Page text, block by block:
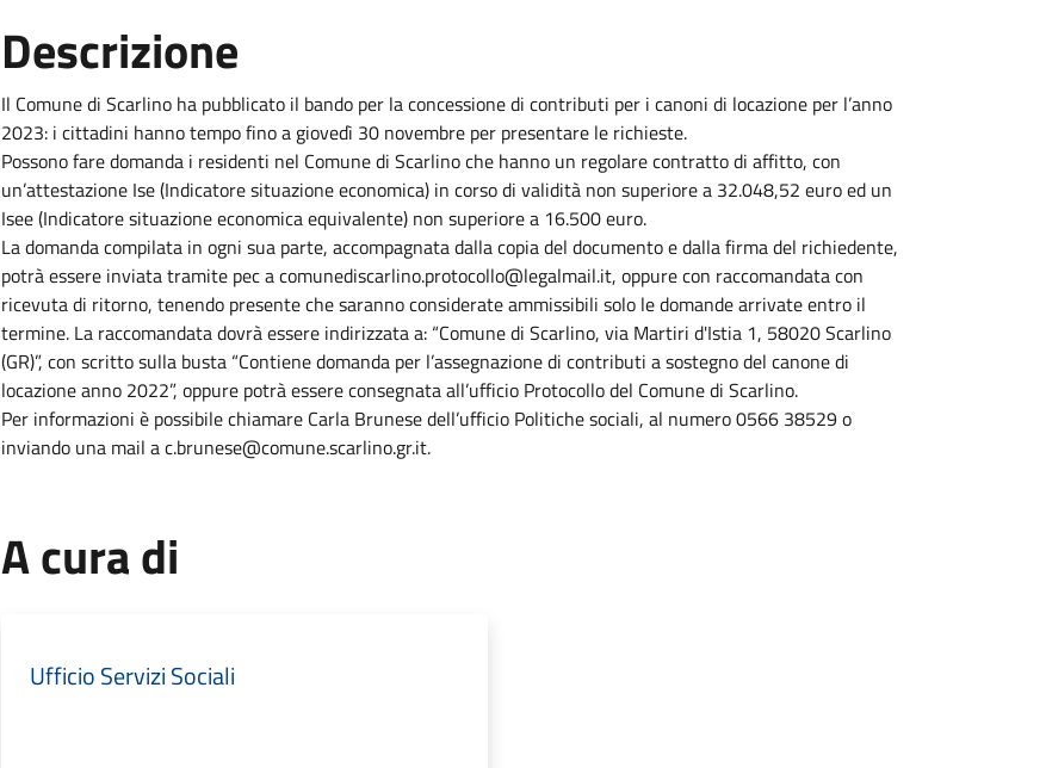
Descrizione
Il Comune di Scarlino ha pubblicato il bando per la concessione di contributi per i canoni di locazione per l’anno
2023: i cittadini hanno tempo fino a giovedì 30 novembre per presentare le richieste.
Possono fare domanda i residenti nel Comune di Scarlino che hanno un regolare contratto di affitto, con
un’attestazione Ise (Indicatore situazione economica) in corso di validità non superiore a 32.048,52 euro ed un
Isee (Indicatore situazione economica equivalente) non superiore a 16.500 euro.
La domanda compilata in ogni sua parte, accompagnata dalla copia del documento e dalla firma del richiedente,
potrà essere inviata tramite pec a comunediscarlino.protocollo@legalmail.it, oppure con raccomandata con
ricevuta di ritorno, tenendo presente che saranno considerate ammissibili solo le domande arrivate entro il
termine. La raccomandata dovrà essere indirizzata a: “Comune di Scarlino, via Martiri d'Istia 1, 58020 Scarlino
(GR)”, con scritto sulla busta “Contiene domanda per l’assegnazione di contributi a sostegno del canone di
locazione anno 2022”, oppure potrà essere consegnata all’ufficio Protocollo del Comune di Scarlino.
Per informazioni è possibile chiamare Carla Brunese dell’ufficio Politiche sociali, al numero 0566 38529 o
inviando una mail a c.brunese@comune.scarlino.gr.it.
A cura di
Ufficio Servizi Sociali